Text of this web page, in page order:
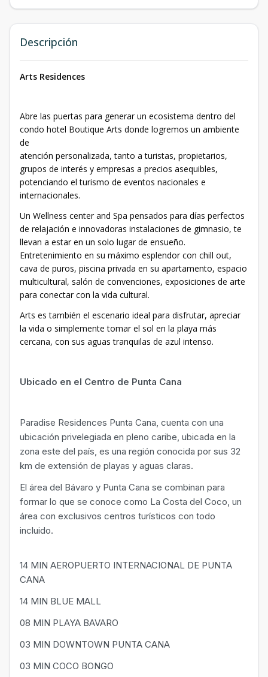
Descripción
Arts Residences
Abre las puertas para generar un ecosistema dentro del
condo hotel Boutique Arts donde logremos un ambiente
de
atención personalizada, tanto a turistas, propietarios,
grupos de interés y empresas a precios asequibles,
potenciando el turismo de eventos nacionales e
internacionales.
Un Wellness center and Spa pensados para días perfectos
de relajación e innovadoras instalaciones de gimnasio, te
llevan a estar en un solo lugar de ensueño.
Entretenimiento en su máximo esplendor con chill out,
cava de puros, piscina privada en su apartamento, espacio
multicultural, salón de convenciones, exposiciones de arte
para conectar con la vida cultural.
Arts es también el escenario ideal para disfrutar, apreciar
la vida o simplemente tomar el sol en la playa más
cercana, con sus aguas tranquilas de azul intenso.
Ubicado en el Centro de Punta Cana
Paradise Residences Punta Cana, cuenta con una
ubicación privelegiada en pleno caribe, ubicada en la
zona este del país, es una región conocida por sus 32
km de extensión de playas y aguas claras.
El área del Bávaro y Punta Cana se combinan para
formar lo que se conoce como La Costa del Coco, un
área con exclusivos centros turísticos con todo
incluido.
14 MIN AEROPUERTO INTERNACIONAL DE PUNTA
CANA
14 MIN BLUE MALL
08 MIN PLAYA BAVARO
03 MIN DOWNTOWN PUNTA CANA
03 MIN COCO BONGO